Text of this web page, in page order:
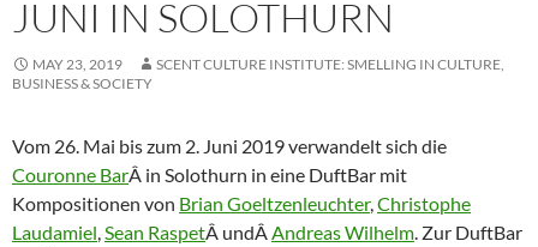
JUNI IN SOLOTHURN
MAY 23, 2019
SCENT CULTURE INSTITUTE: SMELLING IN CULTURE,
BUSINESS & SOCIETY
Vom 26. Mai bis zum 2. Juni 2019 verwandelt sich die
Couronne BarÂ in Solothurn in eine DuftBar mit
Kompositionen von Brian Goeltzenleuchter,Christophe
Laudamiel,Sean RaspetÂ undÂAndreas Wilhelm. Zur DuftBar